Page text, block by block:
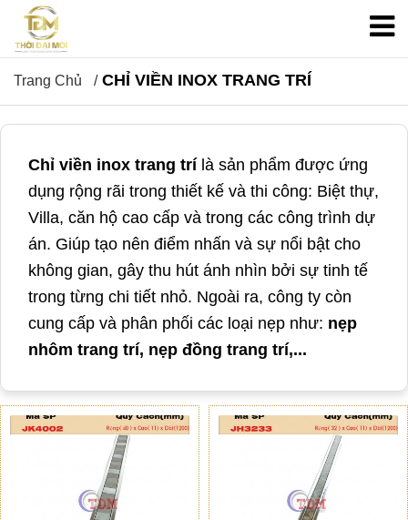
Trang Chủ CHỈ VIỀN INOX TRANG TRÍ
Chỉ viền inox trang trí là sản phẩm được ứng
dụng rộng rãi trong thiết kế và thi công: Biệt thự,
Villa, căn hộ cao cấp và trong các công trình dự
án. Giúp tạo nên điểm nhấn và sự nổi bật cho
không gian, gây thu hút ánh nhìn bởi sự tinh tế
trong từng chi tiết nhỏ. Ngoài ra, công ty còn
cung cấp và phân phối các loại nẹp như: nẹp
nhôm trang trí, nẹp đồng trang trí,...